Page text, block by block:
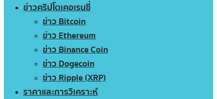
ข่าวคริปโตเคอเรนซี่
ข่าว Bitcoin
ข่าว Ethereum
ข่าว Binance Coin
ข่าว Dogecoin
ข่าว Ripple (XRP)
ราคาและการวิเคราะห์